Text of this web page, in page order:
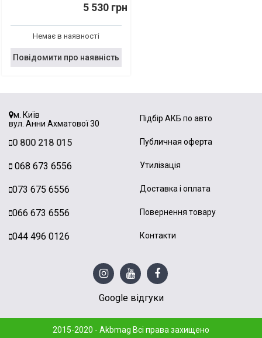
5 530 грн
Немає в наявності
Повідомити про наявність
м. Київ
вул. Анни Ахматової 30
0 800 218 015
068 673 6556
073 675 6556
066 673 6556
044 496 0126
Підбір АКБ по авто
Публичная оферта
Утилізація
Доставка і оплата
Повернення товару
Контакти
Google відгуки
2015-2020 - Akbmag Всі права захищено